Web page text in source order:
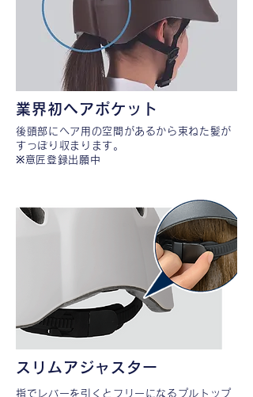
業界初ヘアポケット
後頭部にヘア用の空間があるから束ねた髪が
すっぽり収まります。
​※意匠登録出願中
スリムアジャスター
指でレバーを引くとフリーになるプルトップ